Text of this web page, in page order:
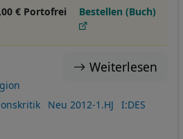
€ Portofrei Bestellen (Buch)
Weiterlesen
Neu 2012-1.HJ
I:DES